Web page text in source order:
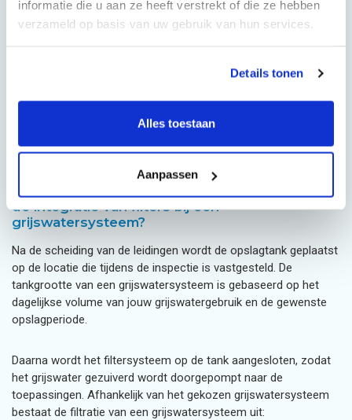
informatie die u aan ze heeft verstrekt of die ze hebben
verzameld op basis van uw gebruik van hun services.
Details tonen
Alles toestaan
Aanpassen
vermengd met toiletwater, omdat dit de drinkwaterkwaliteit in
afvoerleidingen in vloeren en wanden hoeveel aanpassingen
aan de leidingen de installateur moet doen.
Hoe verlopen de plaatsing van opslagtanks en
de integratie van filters bij een
grijswatersysteem?
Na de scheiding van de leidingen wordt de opslagtank geplaatst
op de locatie die tijdens de inspectie is vastgesteld. De
tankgrootte van een grijswatersysteem is gebaseerd op het
dagelijkse volume van jouw grijswatergebruik en de gewenste
opslagperiode.
Daarna wordt het filtersysteem op de tank aangesloten, zodat
het grijswater gezuiverd wordt doorgepompt naar de
toepassingen. Afhankelijk van het gekozen grijswatersysteem
bestaat de filtratie van een grijswatersysteem uit: